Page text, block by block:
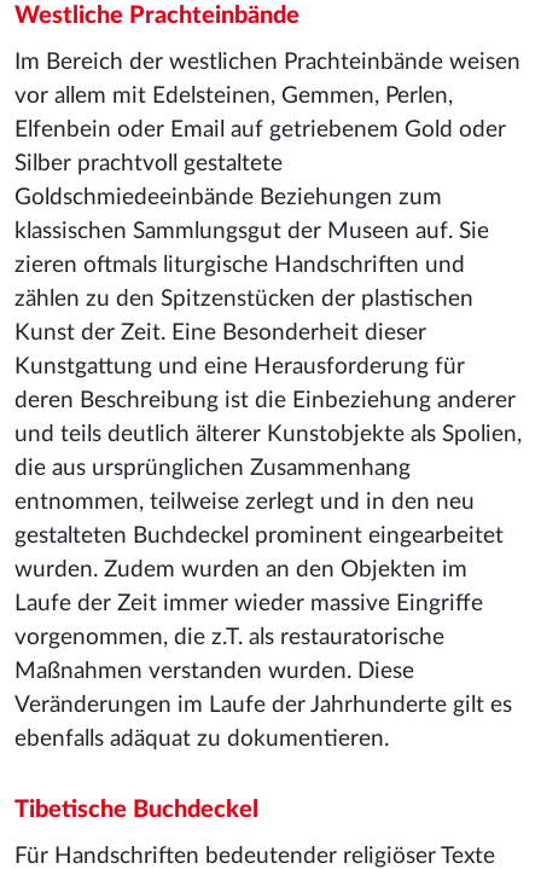
Westliche Prachteinbände
Im Bereich der westlichen Prachteinbände weisen
vor allem mit Edelsteinen, Gemmen, Perlen,
Elfenbein oder Email auf getriebenem Gold oder
Silber prachtvoll gestaltete
Goldschmiedeeinbände Beziehungen zum
klassischen Sammlungsgut der Museen auf. Sie
zieren oftmals liturgische Handschriften und
zählen zu den Spitzenstücken der plastischen
Kunst der Zeit. Eine Besonderheit dieser
Kunstgattung und eine Herausforderung für
deren Beschreibung ist die Einbeziehung anderer
und teils deutlich älterer Kunstobjekte als Spolien,
die aus ursprünglichen Zusammenhang
entnommen, teilweise zerlegt und in den neu
gestalteten Buchdeckel prominent eingearbeitet
wurden. Zudem wurden an den Objekten im
Laufe der Zeit immer wieder massive Eingriffe
vorgenommen, die z.T. als restauratorische
Maßnahmen verstanden wurden. Diese
Veränderungen im Laufe der Jahrhunderte gilt es
ebenfalls adäquat zu dokumentieren.
Tibetische Buchdeckel
Für Handschriften bedeutender religiöser Texte